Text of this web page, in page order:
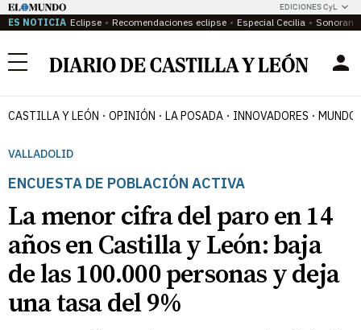
EDICIONES CyL
ES NOTICIA Eclipse Recomendaciones eclipse Especial Cecilia
Menú
CASTILLA Y LEÓN OPINIÓN LA POSADA INNOVADORES MUNDO
VALLADOLID
ENCUESTA DE POBLACIÓN ACTIVA
La menor cifra del paro en 14
años en Castilla y León: baja
de las 100.000 personas y deja
una tasa del 9%